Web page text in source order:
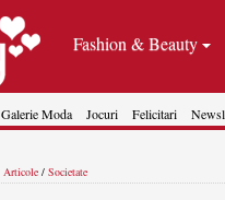
Fashion & Beauty
Galerie Moda Jocuri Felicitari
Articole / Societate